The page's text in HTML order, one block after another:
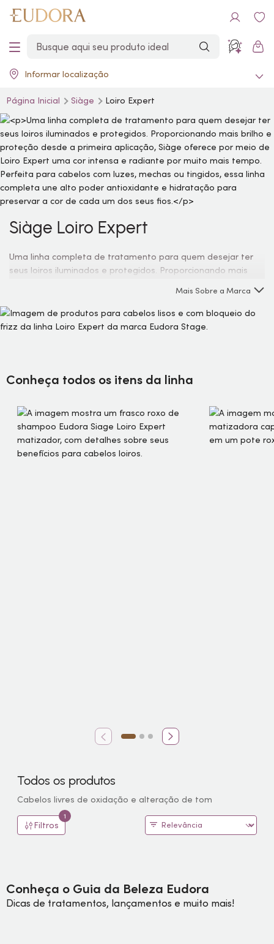
Informar localização
Página Inicial Siàge Loiro Expert
Siàge Loiro Expert
Uma linha completa de tratamento para quem desejar ter
seus loiros iluminados e protegidos. Proporcionando mais
por meio de Loiro Expert uma cor intensa e radiante por
muito mais tempo. Perfeita para cabelos com luzes, mechas
ou tingidos, essa linha completa une alto poder antioxidante
Mais Sobre a Marca
Conheça todos os itens da linha
Todos os produtos
Cabelos livres de oxidação e alteração de tom
Filtros
1
Conheça o Guia da Beleza Eudora
Dicas de tratamentos, lançamentos e muito mais!